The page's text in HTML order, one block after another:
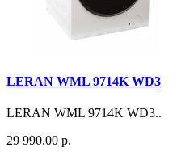
LERAN WML 9714K WD3
LERAN WML 9714K WD3..
29 990.00 р.